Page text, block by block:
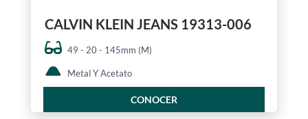
CALVIN KLEIN JEANS 19313-006
49 - 20 - 145mm (M)
Metal Y Acetato
CONOCER